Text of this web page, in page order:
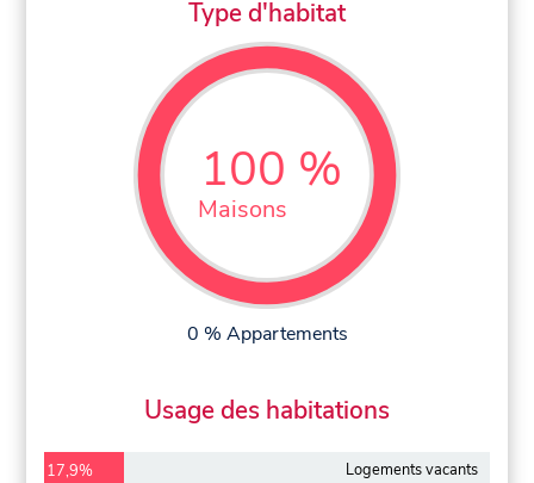
Type d'habitat
100 %
Maisons
0 % Appartements
Usage des habitations
17,9% Logements vacants